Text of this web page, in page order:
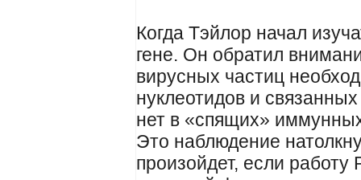
Когда Тэйлор начал
гене. Он обратил
вирусных частиц
нуклеотидов и
нет в «спящих»
Это наблюдение
произойдет, если работу